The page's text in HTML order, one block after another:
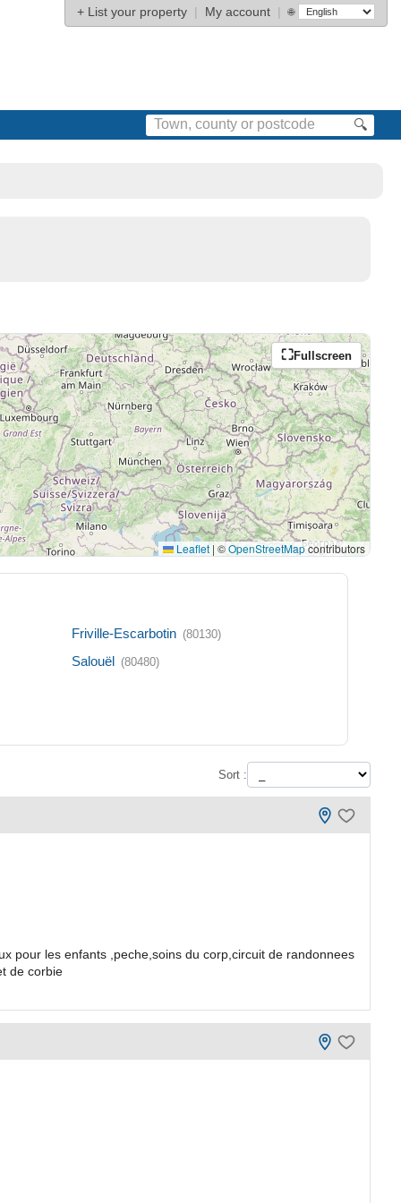
+ List your property | My account | 🌐
🔍
Fullscreen
Leaflet | ©OpenStreetMapcontributors
Friville-Escarbotin (80130)
Salouël (80480)
Sort :
pour les enfants ,peche,soins du corp,circuit de randonnees
de corbie